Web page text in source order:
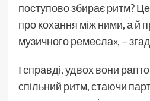
поступово збирає ритм?
про кохання між ними, а й
музичного ремесла», –
І справді, удвох вони
спільний ритм, стаючи